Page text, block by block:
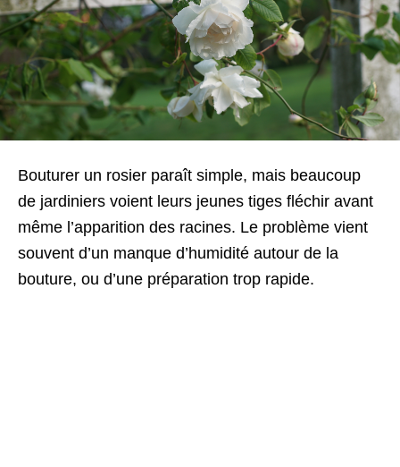
Bouturer un rosier paraît simple, mais beaucoup
de jardiniers voient leurs jeunes tiges fléchir avant
même l’apparition des racines. Le problème vient
souvent d’un manque d’humidité autour de la
bouture, ou d’une préparation trop rapide.